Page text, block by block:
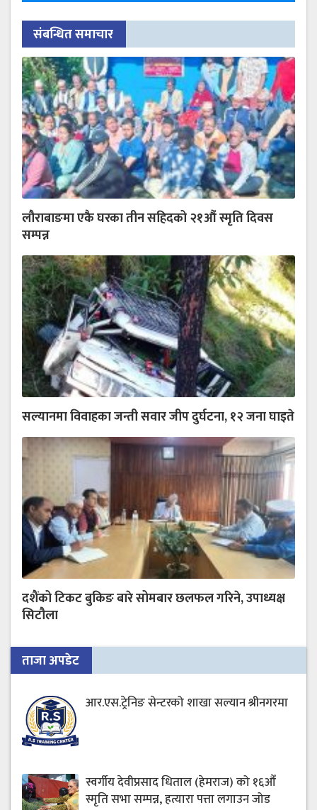
संबन्धित समाचार
लौराबाङमा एकै घरका तीन सहिदको २१औं स्मृति दिवस
सम्पन्न
सल्यानमा विवाहका जन्ती सवार जीप दुर्घटना, १२ जना घाइते
दशैंको टिकट बुकिङ बारे सोमबार छलफल गरिने, उपाध्यक्ष
सिटौला
ताजा अपडेट
आर.एस.ट्रेनिङ सेन्टरको शाखा सल्यान श्रीनगरमा
स्वर्गीय देवीप्रसाद धिताल (हेमराज) को १६औँ
स्मृति सभा सम्पन्न, हत्यारा पत्ता लगाउन जोड